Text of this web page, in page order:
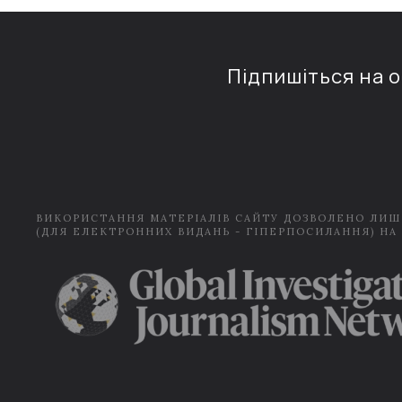
Підпишіться на
ВИКОРИСТАННЯ МАТЕРІАЛІВ САЙТУ ДОЗВОЛЕНО
(ДЛЯ ЕЛЕКТРОННИХ ВИДАНЬ - ГІПЕРПОСИЛАННЯ) НА